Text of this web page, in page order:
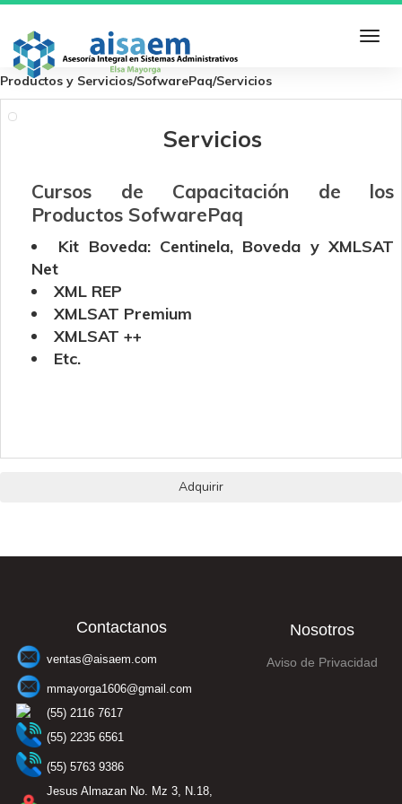
Productos y Servicios/SofwarePaq/Servicios
Servicios
Cursos de Capacitación de los
Productos SofwarePaq
Kit Boveda: Centinela, Boveda y XMLSAT
Net
XML REP
XMLSAT Premium
XMLSAT ++
Etc.
Adquirir
Contactanos
ventas@aisaem.com
mmayorga1606@gmail.com
(55) 2116 7617
(55) 2235 6561
(55) 5763 9386
Jesus Almazan No. Mz 3, N.18,
Nosotros
Aviso de Privacidad